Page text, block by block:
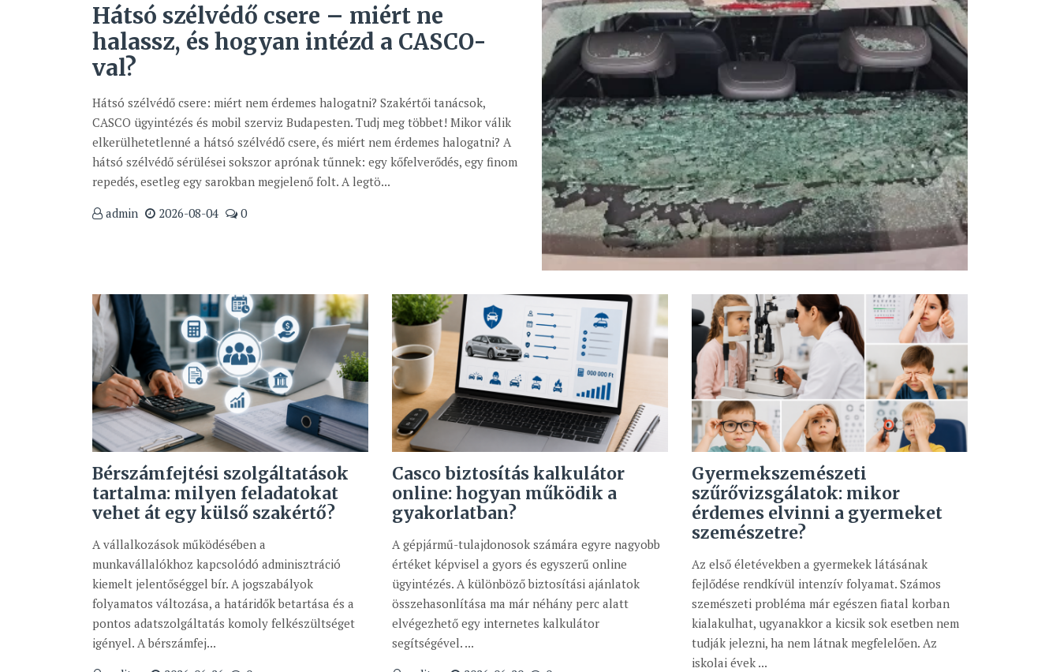
Hátsó szélvédő csere – miért ne
halassz, és hogyan intézd a CASCO-
val?
Hátsó szélvédő csere: miért nem érdemes halogatni? Szakértői tanácsok,
CASCO ügyintézés és mobil szerviz Budapesten. Tudj meg többet! Mikor válik
elkerülhetetlenné a hátsó szélvédő csere, és miért nem érdemes halogatni? A
hátsó szélvédő sérülései sokszor aprónak tűnnek: egy kőfelverődés, egy finom
repedés, esetleg egy sarokban megjelenő folt. A legtö...
admin
2026-08-04 0
Bérszámfejtési szolgáltatások
tartalma: milyen feladatokat
vehet át egy külső szakértő?
A vállalkozások működésében a
munkavállalókhoz kapcsolódó adminisztráció
kiemelt jelentőséggel bír. A jogszabályok
folyamatos változása, a határidők betartása és a
pontos adatszolgáltatás komoly felkészültséget
igényel. A bérszámfej...
Casco biztosítás kalkulátor
online: hogyan működik a
gyakorlatban?
A gépjármű-tulajdonosok számára egyre nagyobb
értéket képvisel a gyors és egyszerű online
ügyintézés. A különböző biztosítási ajánlatok
összehasonlítása ma már néhány perc alatt
elvégezhető egy internetes kalkulátor
segítségével. ...
Gyermekszemészeti
szűrővizsgálatok: mikor
érdemes elvinni a gyermeket
szemészetre?
Az első életévekben a gyermekek látásának
fejlődése rendkívül intenzív folyamat. Számos
szemészeti probléma már egészen fiatal korban
kialakulhat, ugyanakkor a kicsik sok esetben nem
tudják jelezni, ha nem látnak megfelelően. Az
iskolai évek ...